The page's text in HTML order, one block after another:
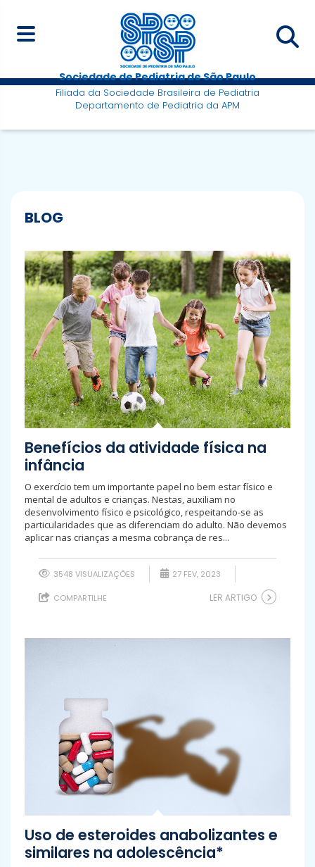
Sociedade de Pediatria de São Paulo
Filiada da Sociedade Brasileira de Pediatria
Departamento de Pediatria da APM
BLOG
Benefícios da atividade física na
infância
O exercício tem um importante papel no bem estar físico e
mental de adultos e crianças. Nestas, auxiliam no
desenvolvimento físico e psicológico, respeitando-se as
particularidades que as diferenciam do adulto. Não devemos
aplicar nas crianças a mesma cobrança de res...
3548 VISUALIZAÇÕES 27 FEV, 2023
COMPARTILHE LER ARTIGO
Uso de esteroides anabolizantes e
similares na adolescência*